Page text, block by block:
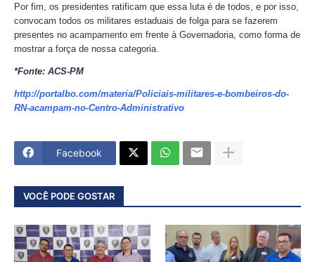
Por fim, os presidentes ratificam que essa luta é de todos, e por isso,
convocam todos os militares estaduais de folga para se fazerem
presentes no acampamento em frente à Governadoria, como forma de
mostrar a força de nossa categoria.
*Fonte: ACS-PM
http://portalbo.com/materia/Policiais-militares-e-bombeiros-do-
RN-acampam-no-Centro-Administrativo
Facebook
VOCÊ PODE GOSTAR